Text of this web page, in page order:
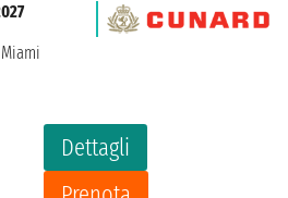
Dettagli
Miami